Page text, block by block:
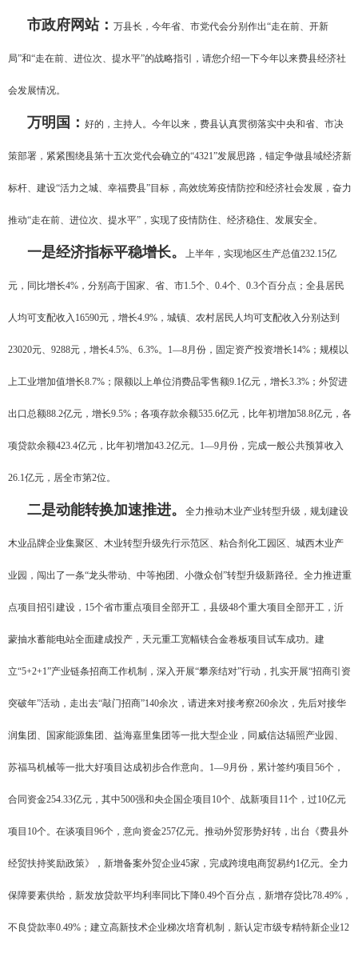
市政府网站： 万县长，今年省、市党代会分别作出“走在前、开新
局”和“走在前、进位次、提水平”的战略指引，请您介绍一下今年以来费县经济社
会发展情况。
万明国： 好的，主持人。今年以来，费县认真贯彻落实中央和省、市决
策部署，紧紧围绕县第十五次党代会确立的“4321”发展思路，锚定争做县域经济新
标杆、建设“活力之城、幸福费县”目标，高效统筹疫情防控和经济社会发展，奋力
推动“走在前、进位次、提水平”，实现了疫情防住、经济稳住、发展安全。
一是经济指标平稳增长。 上半年，实现地区生产总值232.15亿
元，同比增长4%，分别高于国家、省、市1.5个、0.4个、0.3个百分点；全县居民
人均可支配收入16590元，增长4.9%，城镇、农村居民人均可支配收入分别达到
23020元、9288元，增长4.5%、6.3%。1—8月份，固定资产投资增长14%；规模以
上工业增加值增长8.7%；限额以上单位消费品零售额9.1亿元，增长3.3%；外贸进
出口总额88.2亿元，增长9.5%；各项存款余额535.6亿元，比年初增加58.8亿元，各
项贷款余额423.4亿元，比年初增加43.2亿元。1—9月份，完成一般公共预算收入
26.1亿元，居全市第2位。
二是动能转换加速推进。 全力推动木业产业转型升级，规划建设
木业品牌企业集聚区、木业转型升级先行示范区、粘合剂化工园区、城西木业产
业园，闯出了一条“龙头带动、中等抱团、小微众创”转型升级新路径。全力推进重
点项目招引建设，15个省市重点项目全部开工，县级48个重大项目全部开工，沂
蒙抽水蓄能电站全面建成投产，天元重工宽幅镁合金卷板项目试车成功。建
立“5+2+1”产业链条招商工作机制，深入开展“攀亲结对”行动，扎实开展“招商引资
突破年”活动，走出去“敲门招商”140余次，请进来对接考察260余次，先后对接华
润集团、国家能源集团、益海嘉里集团等一批大型企业，同威信达辐照产业园、
苏福马机械等一批大好项目达成初步合作意向。1—9月份，累计签约项目56个，
合同资金254.33亿元，其中500强和央企国企项目10个、战新项目11个，过10亿元
项目10个。在谈项目96个，意向资金257亿元。推动外贸形势好转，出台《费县外
经贸扶持奖励政策》，新增备案外贸企业45家，完成跨境电商贸易约1亿元。全力
保障要素供给，新发放贷款平均利率同比下降0.49个百分点，新增存贷比78.49%，
不良贷款率0.49%；建立高新技术企业梯次培育机制，新认定市级专精特新企业12